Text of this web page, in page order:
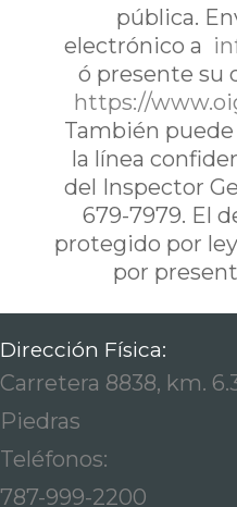
pública.
electrónico a
ó presente su
https://
También
la línea
del Inspector
679-7979. El
protegido por
por
Dirección Física:
Carretera 8838, km.
Piedras
Teléfonos:
787-999-2200